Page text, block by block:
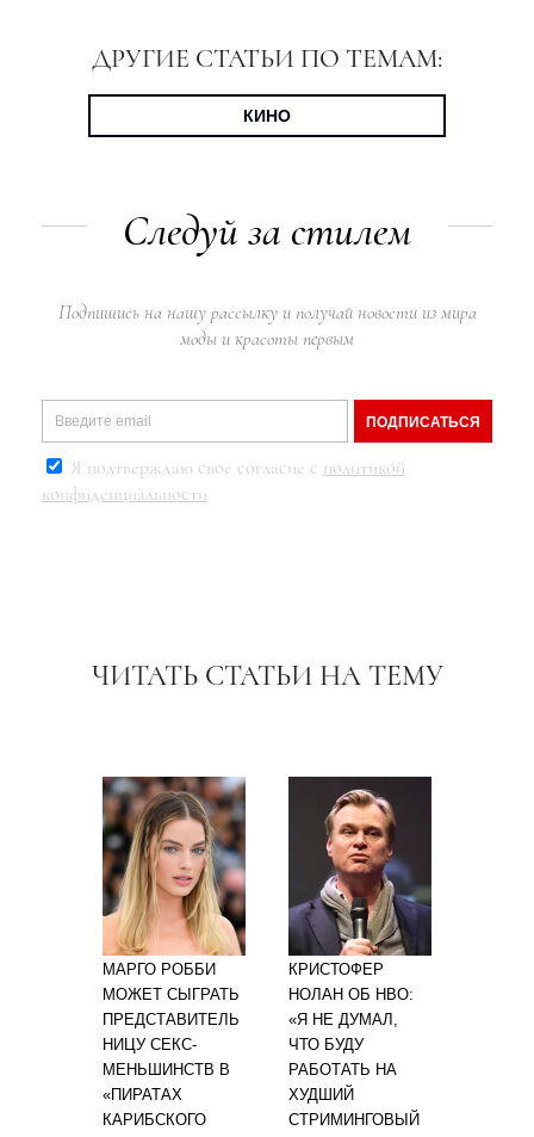
ДРУГИЕ СТАТЬИ ПО ТЕМАМ:
КИНО
Следуй за стилем
Подпишись на нашу рассылку и получай новости из мира
моды и красоты первым
ПОДПИСАТЬСЯ
Я подтверждаю свое согласие с политикой
конфиденциальности
ЧИТАТЬ СТАТЬИ НА ТЕМУ
МАРГО РОББИ
МОЖЕТ СЫГРАТЬ
ПРЕДСТАВИТЕЛЬ
НИЦУ СЕКС-
МЕНЬШИНСТВ В
«ПИРАТАХ
КАРИБСКОГО
КРИСТОФЕР
НОЛАН ОБ HBO:
«Я НЕ ДУМАЛ,
ЧТО БУДУ
РАБОТАТЬ НА
ХУДШИЙ
СТРИМИНГОВЫЙ